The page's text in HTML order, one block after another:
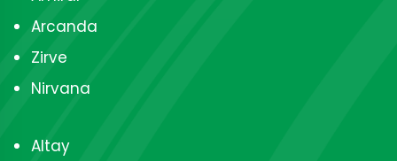
Arcanda
Zirve
Nirvana
Altay